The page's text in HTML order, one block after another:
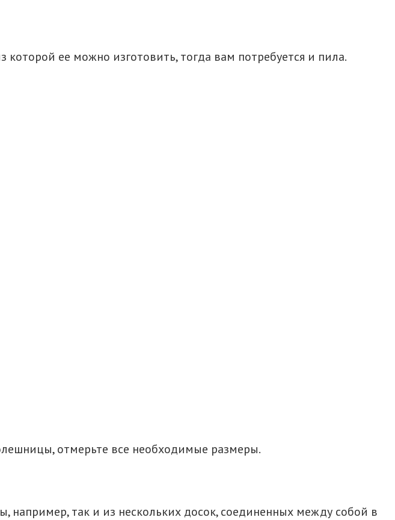
ее можно изготовить, тогда вам потребуется и пила.
отмерьте все необходимые размеры.
так и из нескольких досок, соединенных между собой в